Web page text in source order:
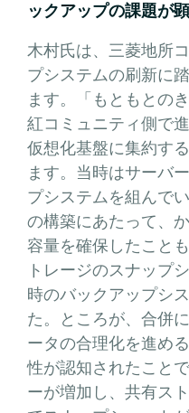
ックアップの課題が
木村氏は、三菱地所
プシステムの刷新に
ます。「もともとの
紅コミュニティ側で
仮想化基盤に集約す
ます。当時はサーバ
プシステムを組んで
の構築にあたって、
容量を確保したこと
トレージのスナップ
時のバックアップシ
た。ところが、合併
ータの合理化を進め
性が認知されたこと
ーが増加し、共有ス